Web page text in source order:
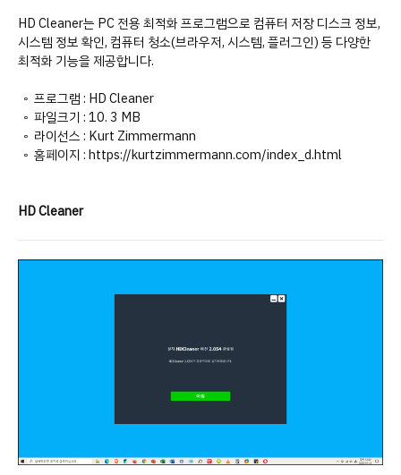
HD Cleaner는 PC 전용 최적화 프로그램으로 컴퓨터 저장 디스크 정보,
시스템 정보 확인, 컴퓨터 청소(브라우저, 시스템, 플러그인) 등 다양한
최적화 기능을 제공합니다.
◦ 프로그램 : HD Cleaner
◦ 파일크기 : 10. 3 MB
◦ 라이선스 : Kurt Zimmermann
◦ 홈페이지 : https://kurtzimmermann.com/index_d.html
HD Cleaner